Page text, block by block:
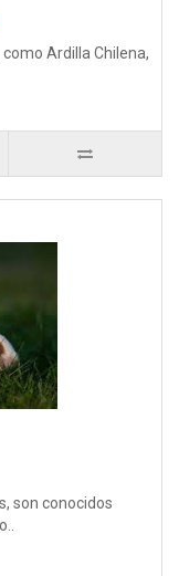
Ardilla Chilena,
son conocidos